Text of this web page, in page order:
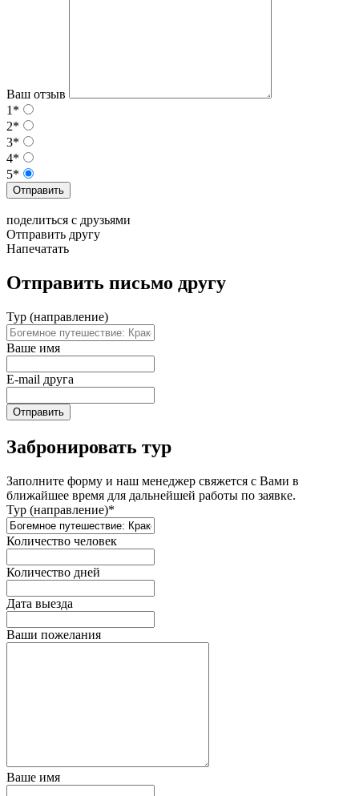
Ваш отзыв
1*
2*
3*
4*
5*
Отправить
поделиться с друзьями
Отправить другу
Напечатать
Отправить письмо другу
Тур (направление)
Ваше имя
E-mail друга
Отправить
Забронировать тур
Заполните форму и наш менеджер свяжется с Вами в
ближайшее время для дальнейшей работы по заявке.
Тур (направление)*
Количество человек
Количество дней
Дата выезда
Ваши пожелания
Ваше имя